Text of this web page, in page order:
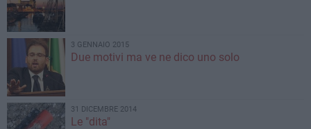
3 GENNAIO 2015
Due motivi ma ve ne dico uno solo
31 DICEMBRE 2014
Le "dita"